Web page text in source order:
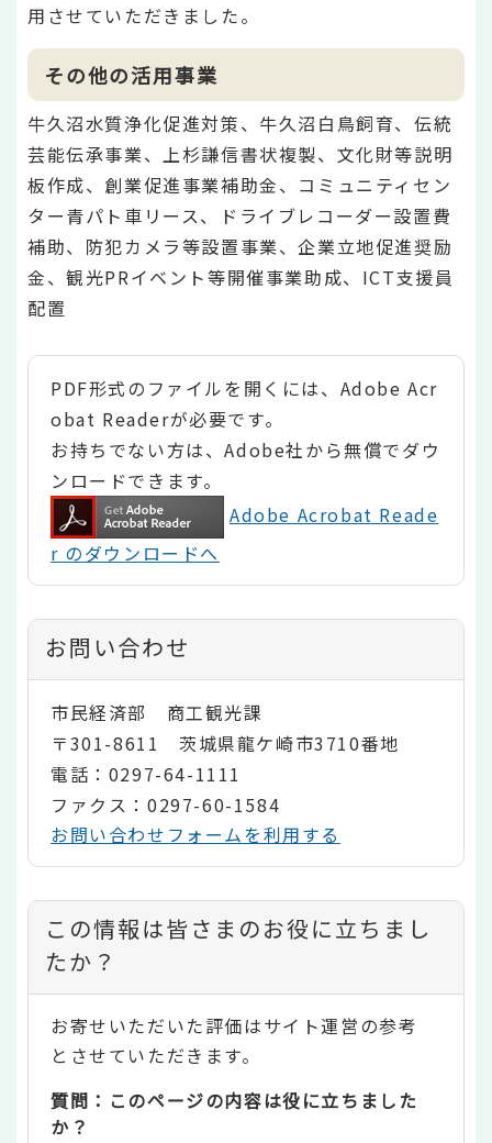
用させていただきました。
その他の活用事業
牛久沼水質浄化促進対策、牛久沼白鳥飼育、伝統
芸能伝承事業、上杉謙信書状複製、文化財等説明
板作成、創業促進事業補助金、コミュニティセン
ター青パト車リース、ドライブレコーダー設置費
補助、防犯カメラ等設置事業、企業立地促進奨励
金、観光PRイベント等開催事業助成、ICT支援員
配置
PDF形式のファイルを開くには、Adobe Acr
obat Readerが必要です。
お持ちでない方は、Adobe社から無償でダウ
ンロードできます。
Adobe Acrobat Reade
r のダウンロードへ
お問い合わせ
市民経済部 商工観光課
〒301-8611 茨城県龍ケ崎市3710番地
電話：0297-64-1111
ファクス：0297-60-1584
お問い合わせフォームを利用する
コ
ン
テ
ン
ツ
評
この情報は皆さまのお役に立ちまし
たか？
お寄せいただいた評価はサイト運営の参考
とさせていただきます。
質問：このページの内容は役に立ちました
か？